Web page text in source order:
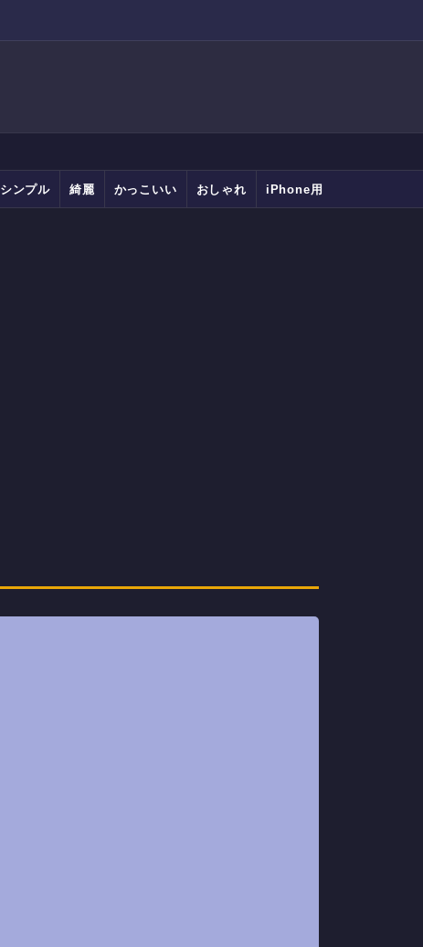
シンプル 綺麗 かっこいい おしゃれ iPhone用